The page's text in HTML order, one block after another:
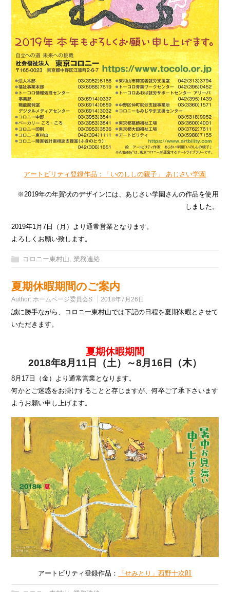
アートビリティ登録作品：「いのししの親子」 あじさい学園
※2019年の年賀状のデザインには、あじさい学園さんの作品を使用
しました。
2019年1月7日（月）より通常営業となります。
よろしくお願い致します。
コロニー東村山,業務連絡
夏期休暇期間のご案内
Author:ホームページ委員会S 2018年7月26日
誠に勝手ながら、コロニー東村山では下記の日程を夏期休暇とさせて
いただきます。
夏期休暇期間
2018年8月11日（土）～8月16日（木）
8月17日（金）より通常営業となります。
何かとご迷惑をお掛けすることと存じますが、何卒ご了承下さいます
ようお願い申し上げます。
アートビリティ登録作品： 「せみとり」西野十次郎